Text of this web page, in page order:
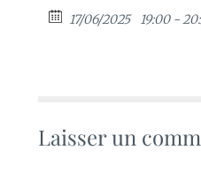
17/06/2025 19:00 -
Laisser un